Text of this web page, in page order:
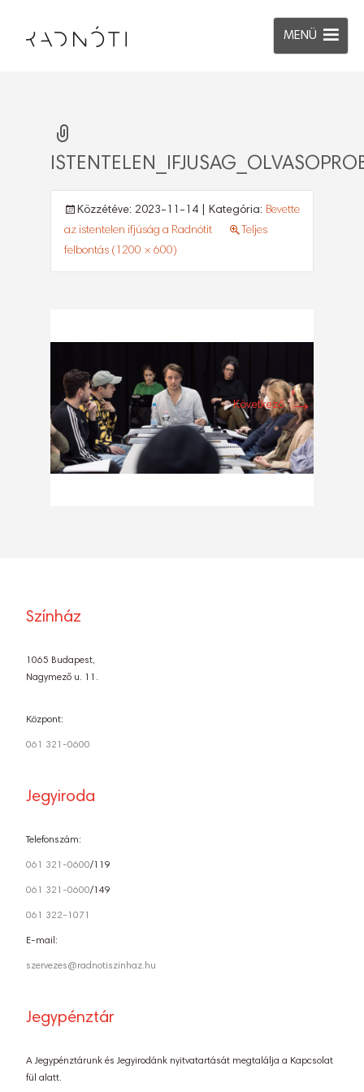
MENÜ
Közzétéve: 2023-11-14 | Kategória: Bevette
az istentelen ifjúság a Radnótit
Teljes
felbontás (1200 × 600)
Következő→
Színház
1065 Budapest,
Nagymező u. 11.
Központ:
061 321-0600
Jegyiroda
Telefonszám:
061 321-0600/119
061 321-0600/149
061 322-1071
E-mail:
szervezes@radnotiszinhaz.hu
Jegypénztár
A Jegypénztárunk és Jegyirodánk nyitvatartását megtalálja a Kapcsolat
fül alatt.